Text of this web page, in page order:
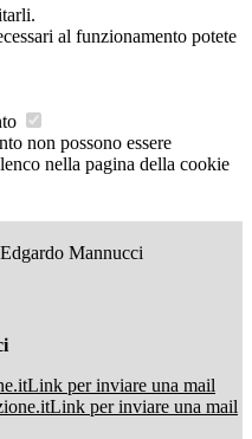
al funzionamento potete
non possono essere
nella pagina della cookie
Mannucci
Link per inviare una mail
Link per inviare una mail